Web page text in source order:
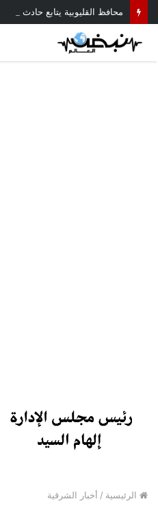
الرئيسية / أخبار الشرقية